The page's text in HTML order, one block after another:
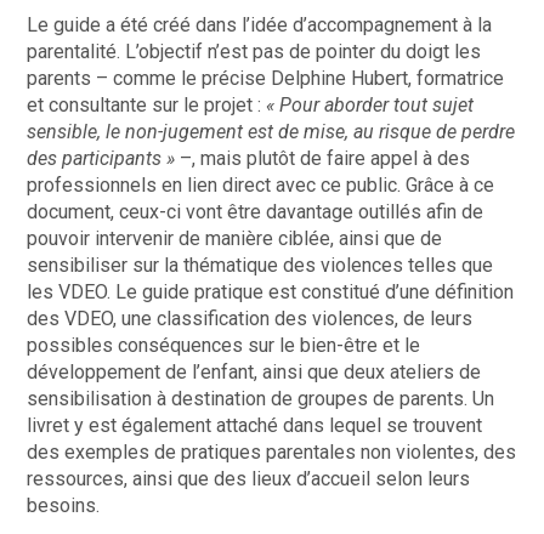
Le guide a été créé dans l’idée d’accompagnement à la
parentalité. L’objectif n’est pas de pointer du doigt les
parents – comme le précise Delphine Hubert, formatrice
et consultante sur le projet : « Pour aborder tout sujet
sensible, le non-jugement est de mise, au risque de perdre
des participants » –, mais plutôt de faire appel à des
professionnels en lien direct avec ce public. Grâce à ce
document, ceux-ci vont être davantage outillés afin de
pouvoir intervenir de manière ciblée, ainsi que de
sensibiliser sur la thématique des violences telles que
les VDEO. Le guide pratique est constitué d’une définition
des VDEO, une classification des violences, de leurs
possibles conséquences sur le bien-être et le
développement de l’enfant, ainsi que deux ateliers de
sensibilisation à destination de groupes de parents. Un
livret y est également attaché dans lequel se trouvent
des exemples de pratiques parentales non violentes, des
ressources, ainsi que des lieux d’accueil selon leurs
besoins.